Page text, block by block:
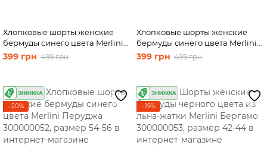
Хлопковые шорты женские
бермуды синего цвета Merlini
Перуджа 300000052, размер
46-48
399 грн 499 грн
Хлопковые шорты женские
бермуды синего цвета Merlini
Перуджа 300000052, размер
399 грн 499 грн
−20% −19%